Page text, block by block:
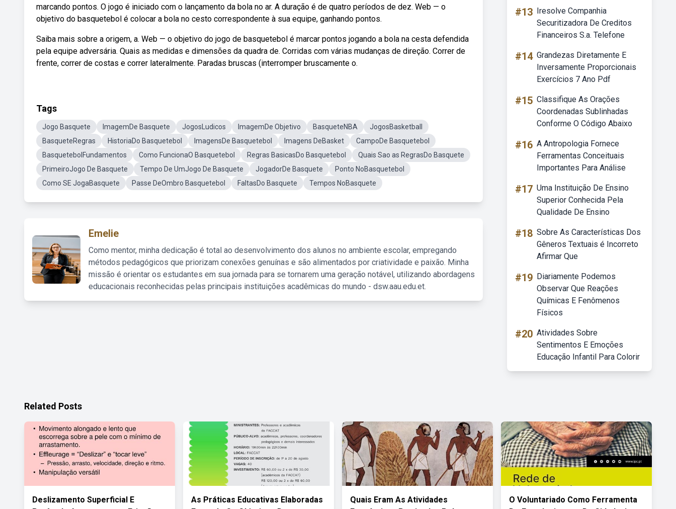
marcando pontos. O jogo é iniciado com o lançamento da bola no ar. A duração é de quatro períodos de dez. Web — o
objetivo do basquetebol é colocar a bola no cesto correspondente à sua equipe, ganhando pontos.
Saiba mais sobre a origem, a. Web — o objetivo do jogo de basquetebol é marcar pontos jogando a bola na cesta defendida
pela equipe adversária. Quais as medidas e dimensões da quadra de. Corridas com várias mudanças de direção. Correr de
frente, correr de costas e correr lateralmente. Paradas bruscas (interromper bruscamente o.
Tags
Jogo Basquete ImagemDe Basquete JogosLudicos ImagemDe Objetivo BasqueteNBA
JogosBasketball
BasqueteRegras
HistoriaDo Basquetebol ImagensDe Basquetebol Imagens DeBasket
CampoDe Basquetebol
BasquetebolFundamentos
Como FuncionaO Basquetebol Regras BasicasDo Basquetebol
Quais Sao as RegrasDo Basquete
PrimeiroJogo De Basquete
Tempo De UmJogo De Basquete JogadorDe Basquete
Ponto NoBasquetebol
Como SE JogaBasquete
Passe DeOmbro Basquetebol FaltasDo Basquete Tempos NoBasquete
Emelie
Como mentor, minha dedicação é total ao desenvolvimento dos alunos no ambiente escolar, empregando
métodos pedagógicos que priorizam conexões genuínas e são alimentados por criatividade e paixão. Minha
missão é orientar os estudantes em sua jornada para se tornarem uma geração notável, utilizando abordagens
educacionais reconhecidas pelas principais instituições acadêmicas do mundo - dsw.aau.edu.et.
#13 Iresolve Companhia
Securitizadora De Creditos
Financeiros S.a. Telefone
#14 Grandezas Diretamente E
Inversamente Proporcionais
Exercícios 7 Ano Pdf
#15 Classifique As Orações
Coordenadas Sublinhadas
Conforme O Código Abaixo
#16 A Antropologia Fornece
Ferramentas Conceituais
Importantes Para Análise
#17 Uma Instituição De Ensino
Superior Conhecida Pela
Qualidade De Ensino
#18 Sobre As Características Dos
Gêneros Textuais é Incorreto
Afirmar Que
#19 Diariamente Podemos
Observar Que Reações
Químicas E Fenômenos
Físicos
#20 Atividades Sobre
Sentimentos E Emoções
Educação Infantil Para Colorir
Related Posts
Deslizamento Superficial E
As Práticas Educativas Elaboradas
Quais Eram As Atividades
O Voluntariado Como Ferramenta